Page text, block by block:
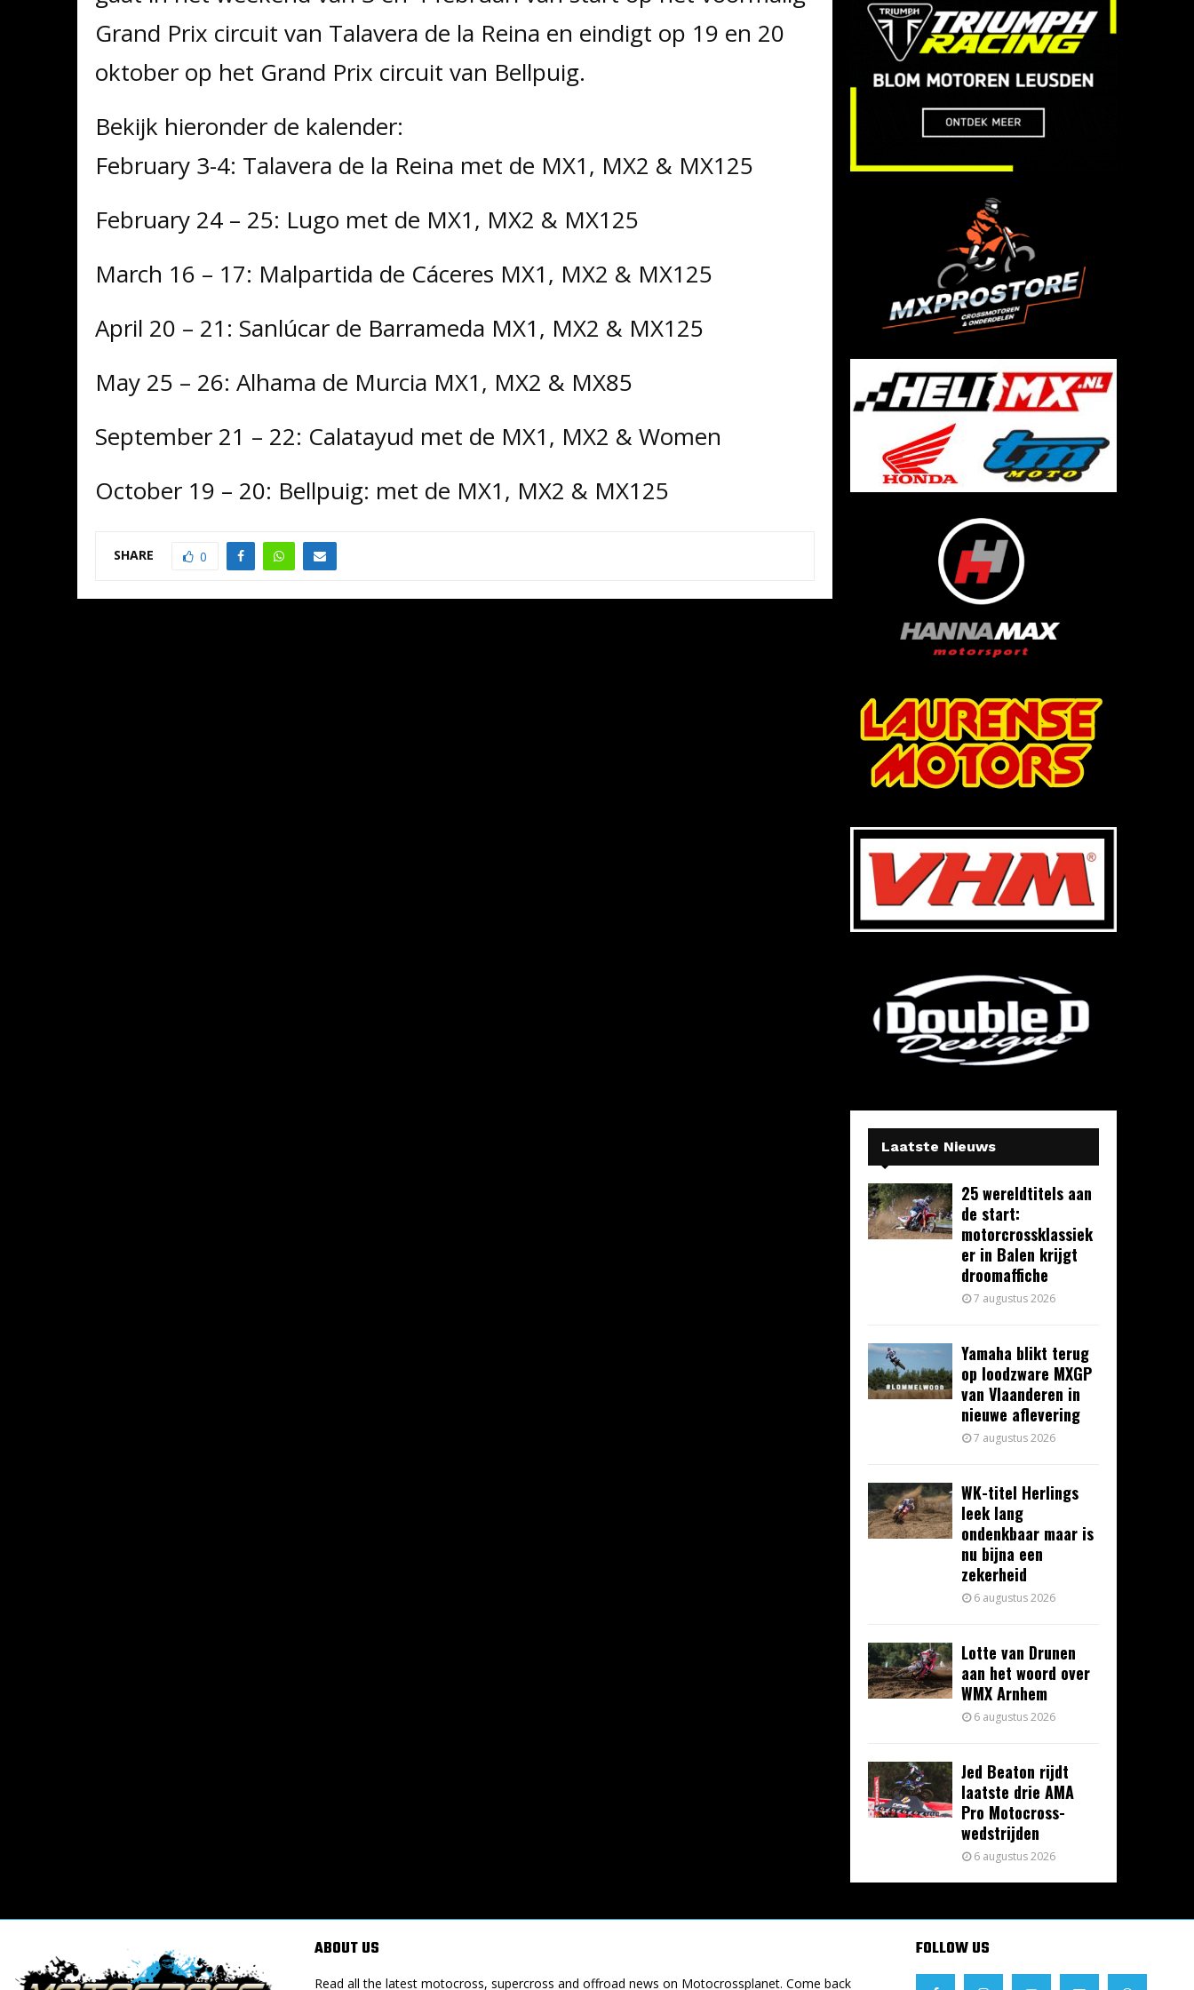
Grand Prix circuit van Talavera de la Reina en eindigt op 19 en 20
oktober op het Grand Prix circuit van Bellpuig.
Bekijk hieronder de kalender:
February 3-4: Talavera de la Reina met de MX1, MX2 & MX125
February 24 – 25: Lugo met de MX1, MX2 & MX125
March 16 – 17: Malpartida de Cáceres MX1, MX2 & MX125
April 20 – 21: Sanlúcar de Barrameda MX1, MX2 & MX125
May 25 – 26: Alhama de Murcia MX1, MX2 & MX85
September 21 – 22: Calatayud met de MX1, MX2 & Women
October 19 – 20: Bellpuig: met de MX1, MX2 & MX125
SHARE 0
Laatste Nieuws
25 wereldtitels aan
de start:
motorcrossklassiek
er in Balen krijgt
droomaffiche
7 augustus 2026
Yamaha blikt terug
op loodzware MXGP
van Vlaanderen in
nieuwe aflevering
7 augustus 2026
WK-titel Herlings
leek lang
ondenkbaar maar is
nu bijna een
zekerheid
6 augustus 2026
Lotte van Drunen
aan het woord over
WMX Arnhem
6 augustus 2026
Jed Beaton rijdt
laatste drie AMA
Pro Motocross-
wedstrijden
6 augustus 2026
ABOUT US
Read all the latest motocross, supercross and offroad news on Motocrossplanet. Come back
FOLLOW US